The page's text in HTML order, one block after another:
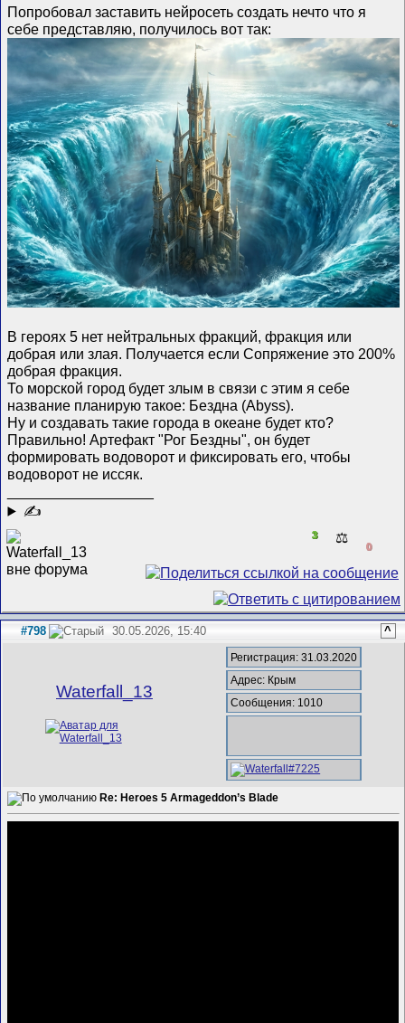
Попробовал заставить нейросеть создать нечто что я
себе представляю, получилось вот так:
В героях 5 нет нейтральных фракций, фракция или
добрая или злая. Получается если Сопряжение это 200%
добрая фракция.
То морской город будет злым в связи с этим я себе
название планирую такое: Бездна (Abyss).
Ну и создавать такие города в океане будет кто?
Правильно! Артефакт "Рог Бездны", он будет
формировать водоворот и фиксировать его, чтобы
водоворот не иссяк.
✍
3 ⚖️
0
#798 30.05.2026, 15:40 ^
Waterfall_13
Регистрация: 31.03.2020
Адрес: Крым
Сообщения: 1010
Re: Heroes 5 Armageddon’s Blade